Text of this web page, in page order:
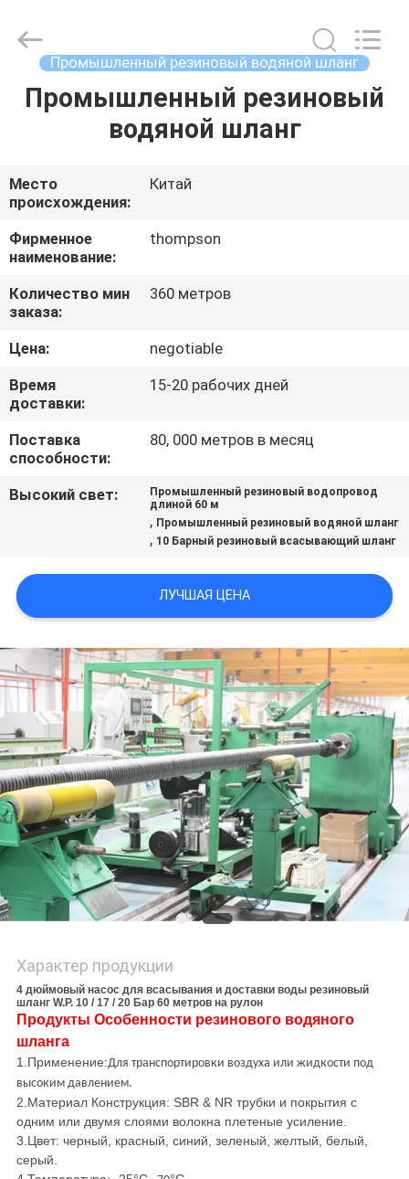
ДОМ
О
НАС
ПУТЕШЕСТВИЕ
ФАБРИКИ
ПРОВЕРКА
СВЯЖИТЕСЬ
НОВОСТИ
СПРОСИТЕ
ЦИТАТУ
КАРТА
САЙТА
PRIVACY
POLICY
Developed
Промышленный резиновый водяной шланг
Промышленный резиновый
водяной шланг
Место
происхождения:
Китай
Фирменное
наименование:
thompson
Количество мин
заказа:
360 метров
Цена:
negotiable
Время
доставки:
15-20 рабочих дней
Поставка
способности:
80, 000 метров в месяц
Высокий свет:
Промышленный резиновый водопровод
длиной 60 м
, Промышленный резиновый водяной шланг
, 10 Барный резиновый всасывающий шланг
ЛУЧШАЯ ЦЕНА
Характер продукции
4 дюймовый насос для всасывания и доставки воды резиновый
шланг W.P. 10 / 17 / 20 Бар 60 метров на рулон
Продукты Особенности резинового водяного
шланга
1.Применение:Для транспортировки воздуха или жидкости под
высоким давлением.
2.Материал Конструкция: SBR & NR трубки и покрытия с
одним или двумя слоями волокна плетеные усиление.
3.Цвет: черный, красный, синий, зеленый, желтый, белый,
серый.